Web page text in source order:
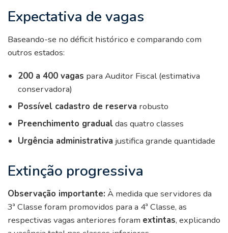
Expectativa de vagas
Baseando-se no déficit histórico e comparando com
outros estados:
200 a 400 vagas para Auditor Fiscal (estimativa
conservadora)
Possível cadastro de reserva robusto
Preenchimento gradualdas quatro classes
Urgência administrativa justifica grande quantidade
Extinção progressiva
Observação importante: À medida que servidores da
3ª Classe foram promovidos para a 4ª Classe, as
respectivas vagas anteriores foram extintas, explicando